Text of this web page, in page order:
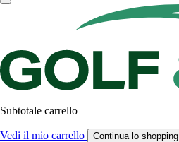
Subtotale carrello
Vedi il mio carrello Continua lo shopping